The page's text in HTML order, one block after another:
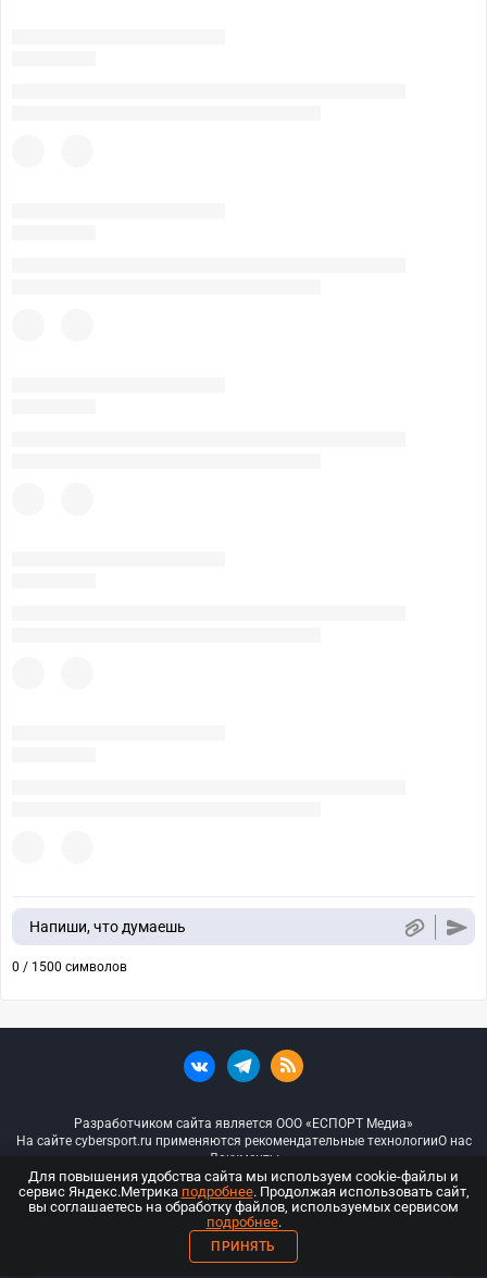
Напиши, что думаешь
0 / 1500 символов
Разработчиком сайта является ООО «ЕСПОРТ Медиа»
На сайте cybersport.ru применяются рекомендательные технологииО нас
Документы
© ООО «Киберспорт.ру» — Все права защищены
18+
ООО «Киберспорт.ру». Свидетельство о регистрации средств массовой
Для повышения удобства сайта мы используем cookie-файлы и
сервис Яндекс.Метрика подробнее. Продолжая использовать сайт,
вы соглашаетесь на обработку файлов, используемых сервисом
подробнее.
ПРИНЯТЬ